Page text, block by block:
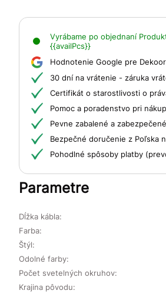
Vyrábame po objednaní
{{availPcs}}
Hodnotenie Google pre
30 dní na vrátenie - záruka
Certifikát o starostlivosti o
Pomoc a poradenstvo pri
Pevne zabalené a
Bezpečné doručenie z Poľska
Pohodlné spôsoby platby
Parametre
Farba:
Štýl:
Odolné farby:
Krajina pôvodu:
Počet svetelných okruhov:
Dĺžka kábla: